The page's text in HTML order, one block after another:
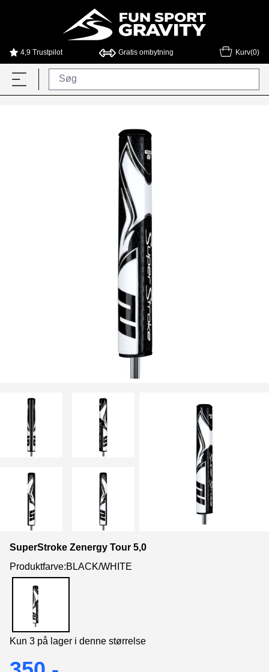
4,9 Trustpilot Gratis ombytning Kurv(0)
SuperStroke Zenergy Tour 5,0
Produktfarve:BLACK/WHITE
Kun 3 på lager i denne størrelse